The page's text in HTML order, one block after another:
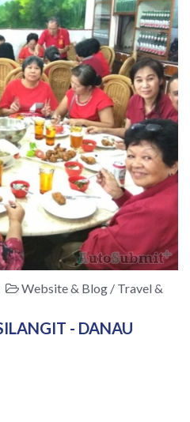
Website & Blog / Travel &
- DANAU